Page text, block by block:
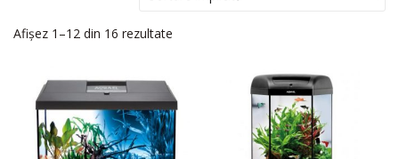
Afișez 1–12 din 16 rezultate